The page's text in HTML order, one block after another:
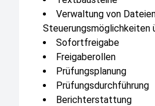
Verwaltung von
Steuerungsmöglichkeiten
Sofortfreigabe
Freigaberollen
Prüfungsplanung
Prüfungsdurchführung
Berichterstattung